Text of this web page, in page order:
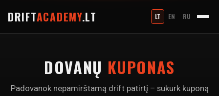
DRIFTACADEMY.LT LT EN RU
DOVANŲ KUPONAS
Padovanok nepamirštamą drift patirtį – sukurk kuponą